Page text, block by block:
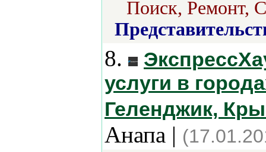
Поиск, Ремонт,
8.
услуги в
Геленджик,
Анапа |